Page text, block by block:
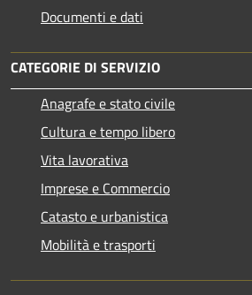
Documenti e dati
CATEGORIE DI SERVIZIO
Anagrafe e stato civile
Cultura e tempo libero
Vita lavorativa
Imprese e Commercio
Catasto e urbanistica
Mobilità e trasporti